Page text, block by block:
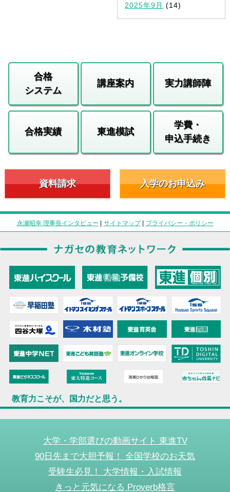
2025年9月 (14)
合格
システム
講座案内 実力講師陣
合格実績 東進模試
学費・
申込手続き
資料請求 入学のお申込み
永瀬昭幸 理事長インタビュー | サイトマップ| プライバシー・ポリシー
教育力こそが、国力だと思う。
大学・学部選びの動画サイト 東進TV
90日先まで大胆予報！ 全国学校のお天気
受験生必見！ 大学情報・入試情報
きっと元気になる Proverb格言